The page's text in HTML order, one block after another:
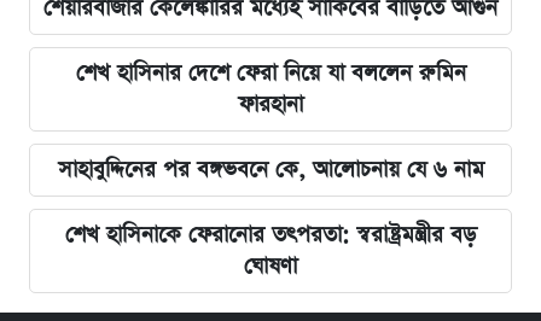
শেয়ারবাজার কেলেঙ্কারির মধ্যেই সাকিবের বাড়িতে আগুন
শেখ হাসিনার দেশে ফেরা নিয়ে যা বললেন রুমিন
ফারহানা
সাহাবুদ্দিনের পর বঙ্গভবনে কে, আলোচনায় যে ৬ নাম
শেখ হাসিনাকে ফেরানোর তৎপরতা: স্বরাষ্ট্রমন্ত্রীর বড়
ঘোষণা